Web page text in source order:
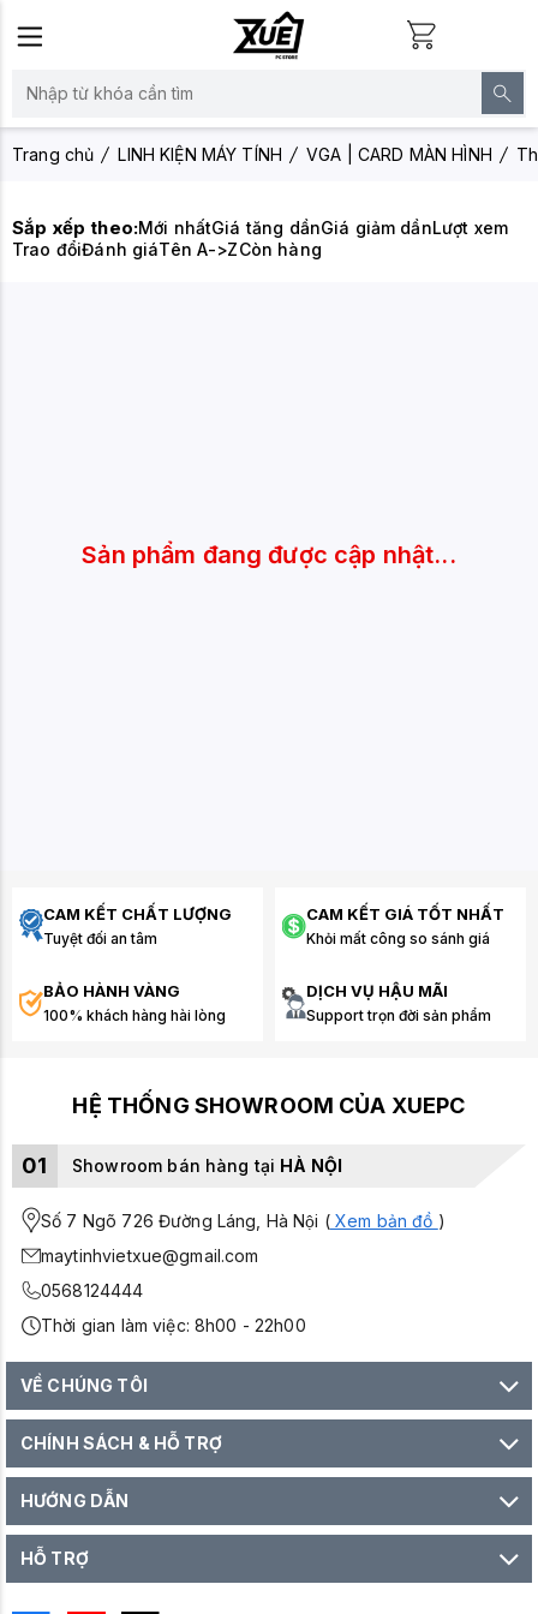
Trang chủ LINH KIỆN MÁY TÍNH VGA | CARD MÀN HÌNH
Sắp xếp theo:Mới nhấtGiá tăng dầnGiá giảm dầnLượt xem
Trao đổiĐánh giáTên A->ZCòn hàng
Sản phẩm đang được cập nhật...
CAM KẾT CHẤT LƯỢNG
Tuyệt đối an tâm
CAM KẾT GIÁ TỐT NHẤT
Khỏi mất công so sánh giá
BẢO HÀNH VÀNG
100% khách hàng hài lòng
DỊCH VỤ HẬU MÃI
Support trọn đời sản phẩm
HỆ THỐNG SHOWROOM CỦA XUEPC
01 Showroom bán hàng tại HÀ NỘI
Số 7 Ngõ 726 Đường Láng, Hà Nội (Xem bản đồ )
maytinhvietxue@gmail.com
0568124444
Thời gian làm việc: 8h00 - 22h00
VỀ CHÚNG TÔI
CHÍNH SÁCH & HỖ TRỢ
HƯỚNG DẪN
HỖ TRỢ